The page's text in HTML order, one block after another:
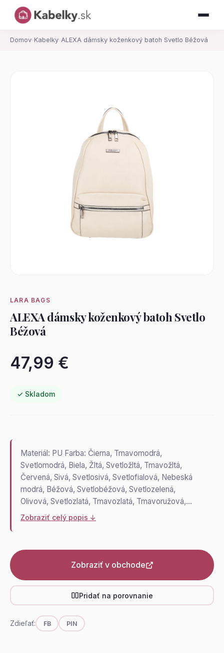
Domov› Kabelky›ALEXA dámsky koženkový batoh Svetlo Béžová
LARA BAGS
ALEXA dámsky koženkový batoh Svetlo
Béžová
47,99 €
✓ Skladom
Materiál: PU Farba: Čierna, Tmavomodrá,
Svetlomodrá, Biela, Žltá, Svetložltá, Tmavožltá,
Červená, Sivá, Svetlosivá, Svetlofialová, Nebeská
modrá, Béžová, Svetlobéžová, Svetlozelená,
Olivová, Svetlozlatá, Tmavozlatá, Tmavoružová,…
Zobraziť celý popis ↓
Zobraziť v obchode
Pridať na porovnanie
Zdieľať: FB PIN